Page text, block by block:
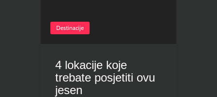
Destinacije
4 lokacije koje
trebate posjetiti ovu
jesen